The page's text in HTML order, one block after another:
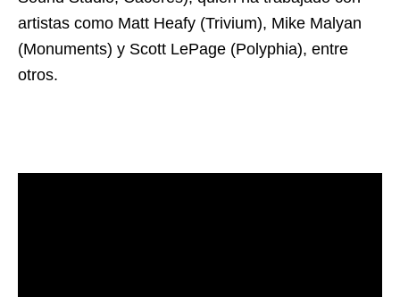
artistas como Matt Heafy (Trivium), Mike Malyan
(Monuments) y Scott LePage (Polyphia), entre
otros.